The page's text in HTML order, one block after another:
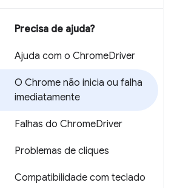
Precisa de ajuda?
Ajuda com o ChromeDriver
O Chrome não inicia ou falha
imediatamente
Falhas do ChromeDriver
Problemas de cliques
Compatibilidade com teclado